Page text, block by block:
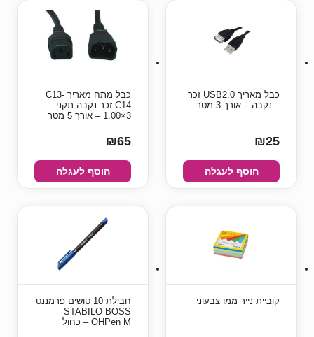
כבל מאריך USB2.0 זכר
– נקבה – אורך 3 מטר
₪25
הוסף לעגלה
כבל מתח מאריך C13-
C14 זכר נקבה תקני
3×1.00 – אורך 5 מטר
₪65
הוסף לעגלה
קוביית נייר ממו צבעוני
חבילת 10 טושים פרמננט
STABILO BOSS
OHPen M – כחול